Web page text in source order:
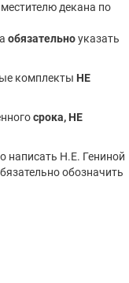
декана по
обязательноуказать
комплекты НЕ
срока, НЕ
написать Н.Е. Гениной
обозначить